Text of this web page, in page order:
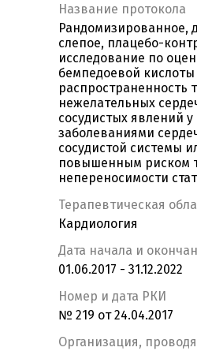
Название протокола
Рандомизированное,
слепое, плацебо-
исследование по
бемпедоевой кислоты
распространенность
нежелательных
сосудистых явлений
заболеваниями
сосудистой системы
повышенным риском
непереносимости
Терапевтическая
Кардиология
Дата начала и
01.06.2017 - 31.12.2022
Номер и дата РКИ
№ 219 от 24.04.2017
Организация,